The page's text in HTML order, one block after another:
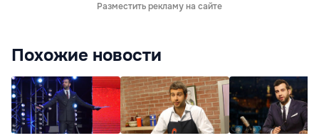
Разместить рекламу на сайте
Похожие новости